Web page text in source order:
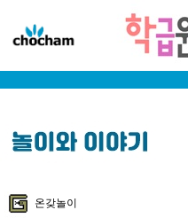
온갖놀이